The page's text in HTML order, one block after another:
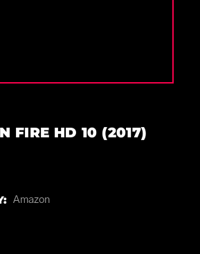
FIRE HD 10 (2017)
Amazon